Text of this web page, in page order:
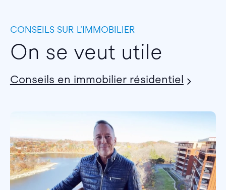
CONSEILS SUR L’IMMOBILIER
On se veut utile
Conseils en immobilier résidentiel